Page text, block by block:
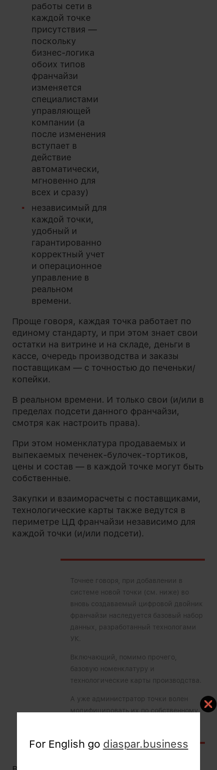
работы сети в
каждой точке
присутствия —
поскольку
бизнес-логика
обоих типов
франчайзи
изменяется
специалистами
управляющей
компании (а
после изменения
вступает в
действие
автоматически,
мгновенно для
всех и сразу)
независимый для
каждой точки,
удобный и
гарантированно
корректный учет
и операционное
управление в
реальном
времени.
Проще говоря, каждая точка работает по
единому стандарту, и при этом знает свои
остатки на витрине и на складе, деньги в
кассе, очередь производства и заказы
поставщикам — с точностью до печеньки/
копейки.
В реальном времени. И только свои (и/или в
пределах подсети данного франчайзи,
смотря как настроить права).
При этом номенклатура продаваемых и
выпекаемых печенек-булочек-тортиков,
цены и состав — в каждой точке могут быть
собственные.
Закупки и взаиморасчеты с поставщиками,
технологические карты также ведутся в
периметре ЦД франчайзи независимо для
каждой точки (и/или подсети).
Точнее говоря, при добавлении в
системе новой точки (см. ниже) во
вновь создаваемый цифровой двойник
франчайзи наследуется базовый набор
данных, разработанный технологами
УК.
Включающий, помимо прочего,
базовую номенклатуру и
технологические карты производства.
А уже администратор точки волен
модифицировать их по собственному
For English go diaspar.business